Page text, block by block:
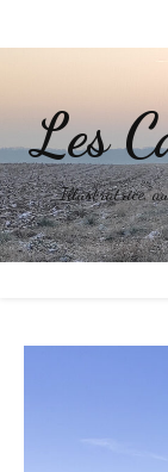
Les
Illustratrice,